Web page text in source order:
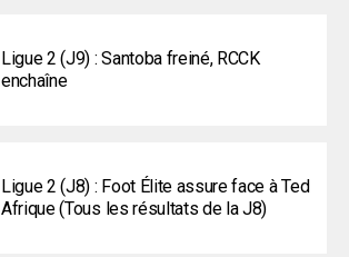
Ligue 2 (J9) : Santoba freiné, RCCK
enchaîne
Ligue 2 (J8) : Foot Élite assure face à Ted
Afrique (Tous les résultats de la J8)